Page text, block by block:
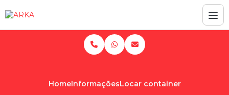
HomeInformaçõesLocar container